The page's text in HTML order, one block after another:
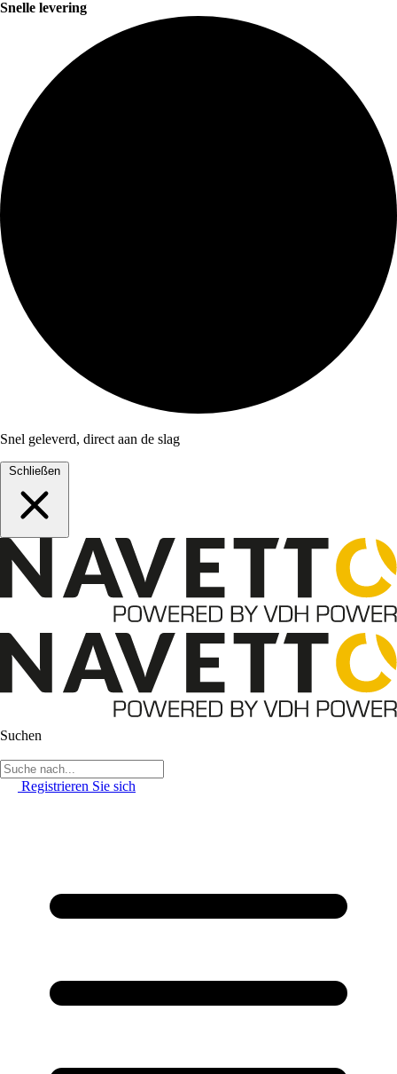
Snelle levering
Snel geleverd, direct aan de slag
Schließen
Suchen
Registrieren Sie sich